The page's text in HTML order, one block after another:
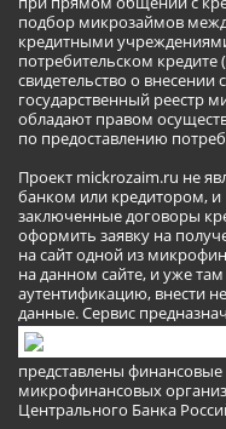
подбор микрозаймов
кредитными
потребительском
свидетельство о
государственный реестр
обладают правом
по предоставлению
Проект mickrozaim.ru не
банком или кредитором, и
заключенные договоры
оформить заявку на
на сайт одной из
на данном сайте, и уже
аутентификацию, внести
данные. Сервис
представлены
микрофинансовых
Центрального Банка